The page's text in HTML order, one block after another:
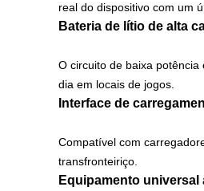
real do dispositivo com um
Bateria de lítio de alta
O circuito de baixa
dia em locais de jogos.
Interface de
Compatível com
transfronteiriço.
Equipamento